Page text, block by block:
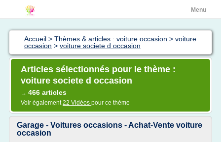
Menu
Accueil > Thèmes & articles : voiture occasion > voiture
occasion > voiture societe d occasion
Articles sélectionnés pour le thème :
voiture societe d occasion
→ 466 articles
Voir également22 Vidéos pour ce thème
Garage - Voitures occasions - Achat-Vente voiture
occasion